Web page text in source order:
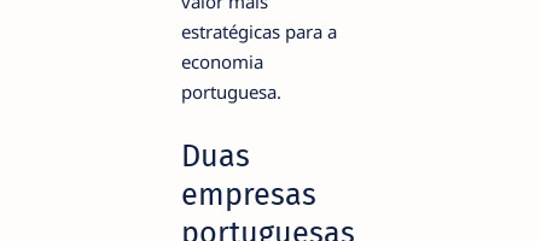
estratégicas para a
economia
portuguesa.
Duas
empresas